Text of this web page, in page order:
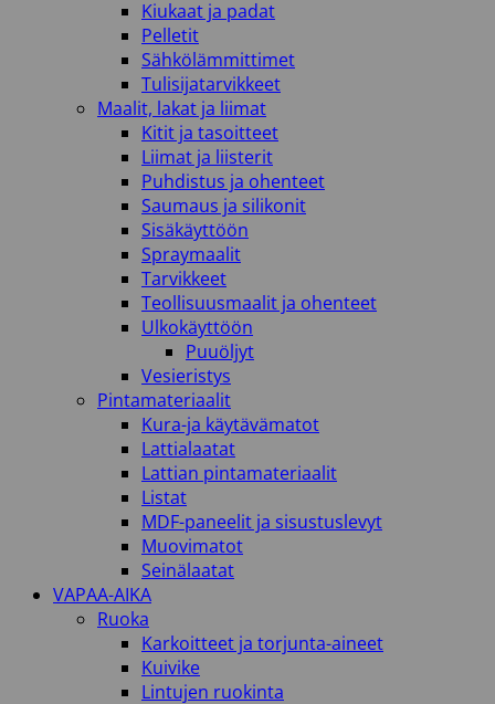
Kiukaat ja padat
Pelletit
Sähkölämmittimet
Tulisijatarvikkeet
Maalit, lakat ja liimat
Kitit ja tasoitteet
Liimat ja liisterit
Puhdistus ja ohenteet
Saumaus ja silikonit
Sisäkäyttöön
Spraymaalit
Tarvikkeet
Teollisuusmaalit ja ohenteet
Ulkokäyttöön
Puuöljyt
Vesieristys
Pintamateriaalit
Kura-ja käytävämatot
Lattialaatat
Lattian pintamateriaalit
Listat
MDF-paneelit ja sisustuslevyt
Muovimatot
Seinälaatat
VAPAA-AIKA
Ruoka
Karkoitteet ja torjunta-aineet
Kuivike
Lintujen ruokinta